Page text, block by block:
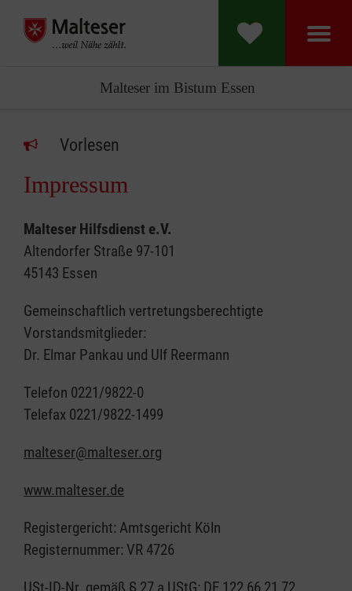
Malteser im Bistum Essen
Vorlesen
Impressum
Malteser Hilfsdienst e.V.
Altendorfer Straße 97-101
45143 Essen
Gemeinschaftlich vertretungsberechtigte
Vorstandsmitglieder:
Dr. Elmar Pankau und Ulf Reermann
Telefon 0221/9822-0
Telefax 0221/9822-1499
malteser@malteser.org
www.malteser.de
Registergericht: Amtsgericht Köln
Registernummer: VR 4726